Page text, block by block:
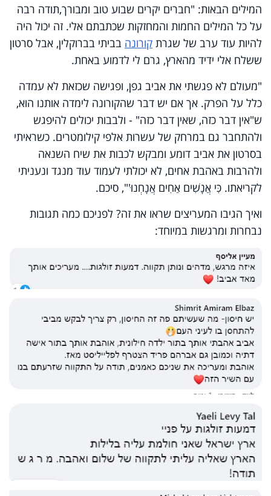
המילים הבאות: "חברים יקרים שבוע טוב ומבורך,תודה רבה
על כל המילים החמות והמחזקות שכתבתם אלי. זה יכול היה
להיות עוד ערב של שגרת קורונה בביתי בברוקלין, אבל סרטון
ששלח אלי ידיד מהארץ, גרם לי לדמוע באחת.
"מעולם לא פגשתי את אביב גפן, ופגישה שכזאת לא עמדה
כלל על הפרק. אך אם יש דבר שהקורונה לימדה אותנו הוא,
ש"אין דבר כזה, שאין דבר כזה" - ולבבות יכולים להיפגש
ולהתחבר גם במרחק של עשרות אלפי קילומטרים. כשראיתי
בסרטון את אביב דומע ומבקש לכבות את שיח השנאה
ולהרבות באהבת אחים, לא יכולתי לעמוד עוד מנגד ונעניתי
לקריאתו. כִּי אֲנָשִׁים אַחִים אֲנָחְנוּ'", סיכם.
ואיך הגיבו המעריצים שראו את זה? לפניכם כמה תגובות
נבחרות ומרגשות במיוחד: